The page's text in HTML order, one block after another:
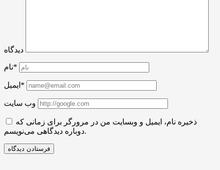
دیدگاه
نام*
ایمیل*
وب سایت
ذخیره نام، ایمیل و وبسایت من در مرورگر برای زمانی که
دوباره دیدگاهی می‌نویسم.